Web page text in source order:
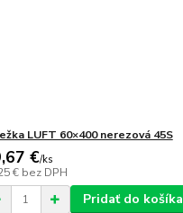
LUFT 60×400 nerezová 45S
€/ks
€ bez DPH
Pridať do košíka